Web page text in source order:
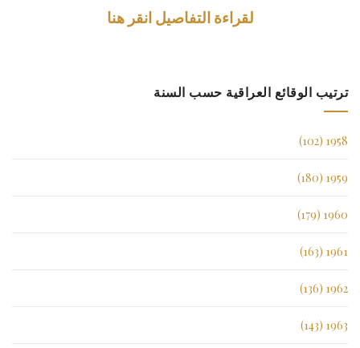
لقراءة التفاصيل انقر هنا
ترتيب الوقائع العراقية حسب السنة
1958 (102)
1959 (180)
1960 (179)
1961 (163)
1962 (136)
1963 (143)